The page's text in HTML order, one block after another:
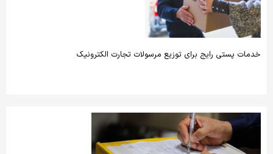
خدمات پستی رایج برای توزیع مرسولات تجارت الکترونیک